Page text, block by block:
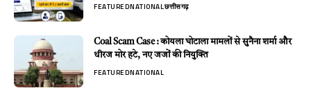
FEATUREDNATIONALछत्तीसगढ़
Coal Scam Case : कोयला घोटाला मामलों से सुनैना शर्मा और
धीरज मोर हटे, नए जजों की नियुक्ति
FEATUREDNATIONAL